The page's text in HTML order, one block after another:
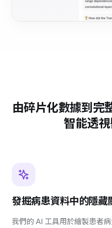
由碎片化數據到完
智能透
發掘病患資料中的隱藏
我們的 AI 工具用於繪製患者